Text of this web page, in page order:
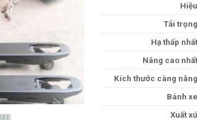
Tải
Hạ thấp
Nâng cao
Kích thước càng
Bánh
Xuất